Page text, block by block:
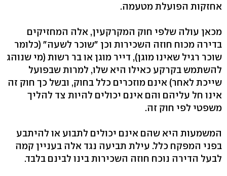
אחזקות הפועלת מטעמה.
מכאן עולה שלפי חוק המקרקעין, אלה המחזיקים
בדירה מכוח חוזה השכירות וכן "שוכר לשעה" (כלומר
שוכר רגיל שאינו מוגן), דייר מוגן או בר רשות (מי שנוהג
להשתמש בקרקע כאילו היא שלו, למרות שבפועל
שייכת לאחר) אינם מוזכרים כלל בחוק, ובשל כך חוק זה
אינו חל עליהם והם אינם יכולים להיות צד להליך
משפטי לפי חוק זה.
המשמעות היא שהם אינם יכולים לתבוע או להיתבע
בפני המפקח כלל. עילת תביעה נגד אלה בעניין קמה
לבעל הדירה נוכח חוזה השכירות בינו לבינם בלבד.